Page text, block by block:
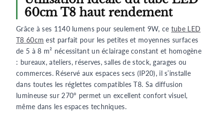
60cm T8 haut rendement
Grâce à ses 1140 lumens pour seulement 9W, ce tube LED
T8 60cm est parfait pour les petites et moyennes surfaces
de 5 à 8 m² nécessitant un éclairage constant et homogène
: bureaux, ateliers, réserves, salles de stock, garages ou
commerces. Réservé aux espaces secs (IP20), il s’installe
dans toutes les réglettes compatibles T8. Sa diffusion
lumineuse sur 270° permet un excellent confort visuel,
même dans les espaces techniques.